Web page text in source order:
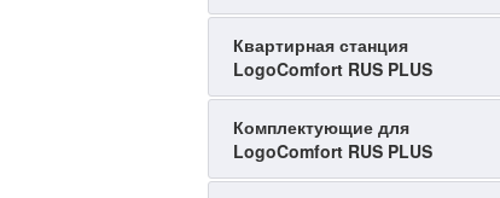
Квартирная станция
LogoComfort RUS PLUS
Комплектующие для
LogoComfort RUS PLUS